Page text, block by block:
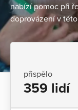
nabízí pomoc při
doprovázení v
přispělo
359 lidí